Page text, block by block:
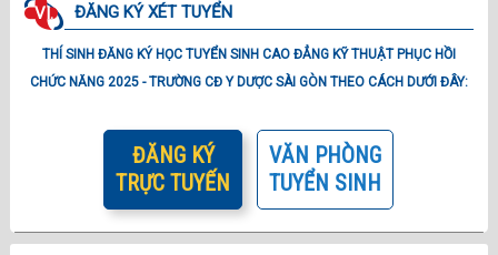
VI. ĐĂNG KÝ XÉT TUYỂN
THÍ SINH ĐĂNG KÝ HỌC TUYỂN SINH CAO ĐẲNG KỸ THUẬT PHỤC HỒI
CHỨC NĂNG 2025 - TRƯỜNG CĐ Y DƯỢC SÀI GÒN THEO CÁCH DƯỚI ĐÂY:
ĐĂNG KÝ
TRỰC TUYẾN
VĂN PHÒNG
TUYỂN SINH